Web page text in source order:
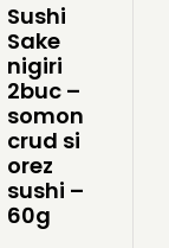
Sushi
Sake
nigiri
2buc –
somon
crud si
orez
sushi –
60g